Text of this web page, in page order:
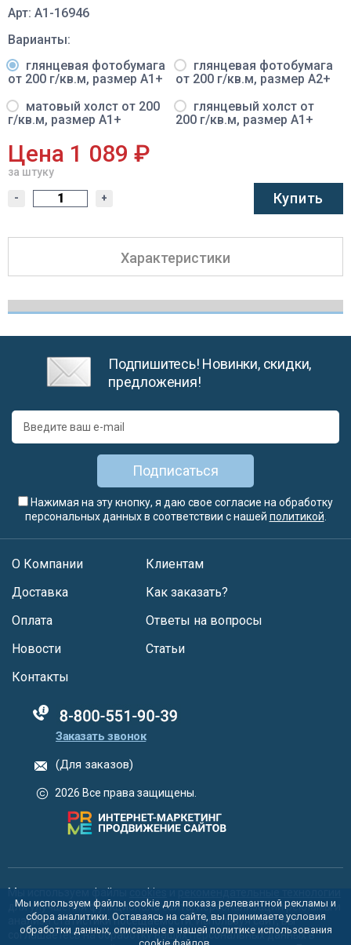
Арт: A1-16946
Варианты:
глянцевая фотобумага
от 200 г/кв.м, размер A1+
глянцевая фотобумага
от 200 г/кв.м, размер A2+
матовый холст от 200
г/кв.м, размер A1+
глянцевый холст от
200 г/кв.м, размер A1+
Цена 1 089 ₽
за штуку
- + Купить
Характеристики
Подпишитесь! Новинки, скидки,
предложения!
Подписаться
Нажимая на эту кнопку, я даю свое согласие на обработку
персональных данных в соответствии с нашей политикой
О Компании
Доставка
Оплата
Новости
Клиентам
Как заказать?
Ответы на вопросы
Статьи
Контакты
88005555550
Заказать звонок
(Для заказов)
2026 Все права защищены.
Мы используем файлы cookies
для улучшения функционала сайта, персонализации рекламы и
анализа статистики посещаемости. Используя сайт, вы
соглашаетесь на обработку ваших персональных данных в
Мы используем файлы cookie для показа релевантной рекламы и
сбора аналитики. Оставаясь на сайте, вы принимаете условия
обработки данных, описанные в нашей политике использования